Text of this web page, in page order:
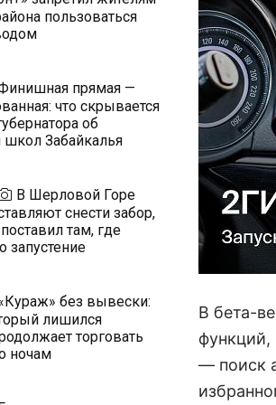
пользоваться
прямая —
что скрывается
об
Забайкалья
В Шерловой Горе
снести забор,
там, где
запустение
без вывески:
лишился
торговать
ночам
В бета-
функций,
— поиск